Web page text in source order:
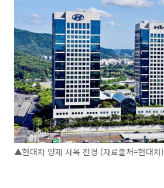
▲현대차 양재 사옥 전경 (자료출처=현대차)